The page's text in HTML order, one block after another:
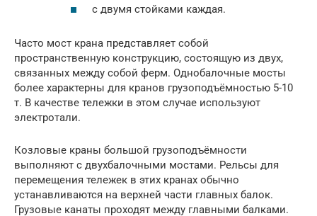
с двумя стойками каждая.
Часто мост крана представляет собой
пространственную конструкцию, состоящую из двух,
связанных между собой ферм. Однобалочные мосты
более характерны для кранов грузоподъёмностью 5-10
т. В качестве тележки в этом случае используют
электротали.
Козловые краны большой грузоподъёмности
выполняют с двухбалочными мостами. Рельсы для
перемещения тележек в этих кранах обычно
устанавливаются на верхней части главных балок.
Грузовые канаты проходят между главными балками.